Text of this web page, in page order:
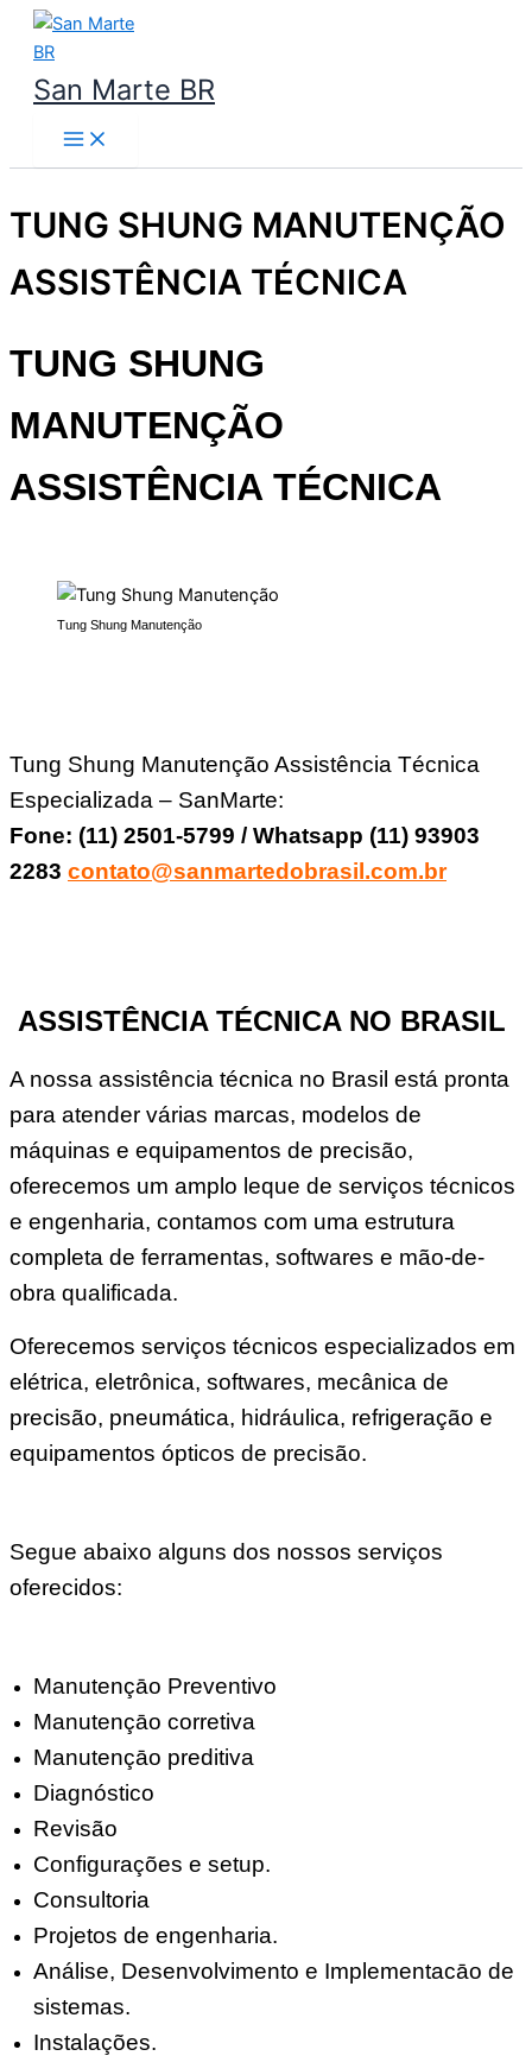
para
conteúdo
San Marte BR
TUNG SHUNG MANUTENÇÃO
ASSISTÊNCIA TÉCNICA
TUNG SHUNG
MANUTENÇÃO
ASSISTÊNCIA TÉCNICA
Tung Shung Manutenção
Tung Shung Manutenção Assistência Técnica
Especializada – SanMarte:
Fone: (11) 2501-5799 / Whatsapp (11) 93903
2283 contato@sanmartedobrasil.com.br
ASSISTÊNCIA TÉCNICA NO BRASIL
A nossa assistência técnica no Brasil está pronta
para atender várias marcas, modelos de
máquinas e equipamentos de precisão,
oferecemos um amplo leque de serviços técnicos
e engenharia, contamos com uma estrutura
completa de ferramentas, softwares e mão-de-
obra qualificada.
Oferecemos serviços técnicos especializados em
elétrica, eletrônica, softwares, mecânica de
precisão, pneumática, hidráulica, refrigeração e
equipamentos ópticos de precisão.
Segue abaixo alguns dos nossos serviços
oferecidos:
Manutençāo Preventivo
Manutençāo corretiva
Manutençāo preditiva
Diagnóstico
Revisão
Configurações e setup.
Consultoria
Projetos de engenharia.
Análise, Desenvolvimento e Implementacāo de
sistemas.
Instalações.